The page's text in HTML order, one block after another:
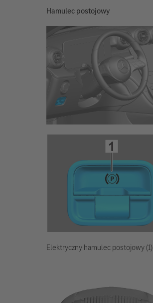
Hamulec postojowy
Elektryczny hamulec postojowy (1)